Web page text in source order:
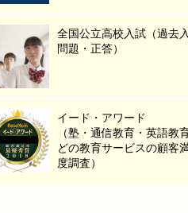
全国公立高校入試（過去
問題・正答）
イード・アワード
（塾・通信教育・英語教
どの教育サービスの顧客
度調査）